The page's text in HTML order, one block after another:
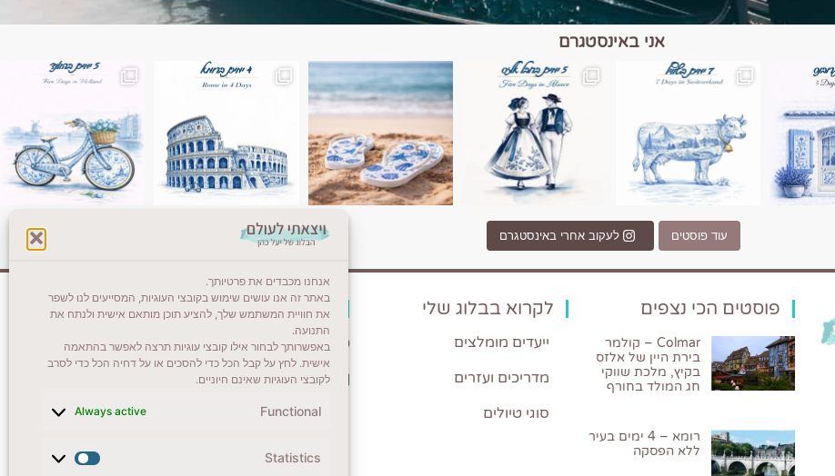
אנחנו מכבדים את פרטיותך.
באתר זה אנו עושים שימוש בקובצי העוגיות, המסייעים לנו לשפר
את חוויית המשתמש שלך, להציע תוכן מותאם אישית ולנתח את
התנועה.
באפשרותך לבחור אילו קובצי עוגיות תרצה לאפשר בהתאמה
אישית. לחץ על קבל הכל כדי להסכים או על דחיה הכל כדי לסרב
לקובצי העוגיות שאינם חיוניים.
Functional
Always active
Statistics
אני באינסטגרם
בין כפרים, יין ונופים בחבל אלזס צרפת
יש רגע כזה בחופשה שבו הכל נהיה פשוט יותר. החול, הי
יש ערים בעולם שמרגישות כמו מסע בזמן. רומא היא אחתInstagram post 18087423191462101
עוד פוסטים לעקוב אחרי באינסטגרם
פוסטים הכי נצפים
Colmar – קולמר
בירת היין של אלזס
בקיץ, מלכת שווקי
חג המולד בחורף
רומא – 4 ימים בעיר
ללא הפסקה
לקרוא בבלוג שלי
ייעדים מומלצים
מדריכים ועזרים
סוגי טיולים
צרו קשר (לא בשבת)
לשליחת הודעת וואטסאפ
veyatsati.laolam@gmail.com